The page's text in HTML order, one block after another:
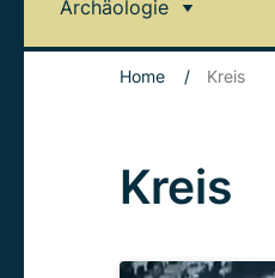
Archäologie
Home / Kreis
Kreis